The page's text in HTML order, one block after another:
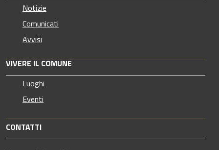
Notizie
Comunicati
Avvisi
VIVERE IL COMUNE
Luoghi
Eventi
CONTATTI